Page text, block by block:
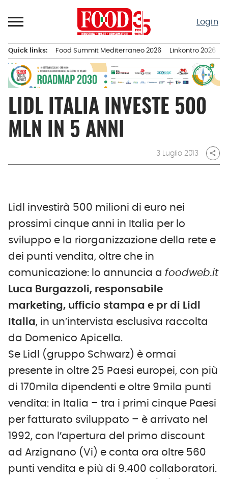
al
Login
principale
Quick links: Food Summit Mediterraneo 2026 Linkontro 2026
LIDL ITALIA INVESTE 500
MLN IN 5 ANNI
3 Luglio 2013 share
Lidl investirà 500 milioni di euro nei
prossimi cinque anni in Italia per lo
sviluppo e la riorganizzazione della rete e
dei punti vendita, oltre che in
comunicazione: lo annuncia a foodweb.it
Luca Burgazzoli, responsabile
marketing, ufficio stampa e pr di Lidl
Italia, in un’intervista esclusiva raccolta
da Domenico Apicella.
Se Lidl (gruppo Schwarz) è ormai
presente in oltre 25 Paesi europei, con più
di 170mila dipendenti e oltre 9mila punti
vendita: in Italia – tra i primi cinque Paesi
per fatturato sviluppato – è arrivato nel
1992, con l’apertura del primo discount
ad Arzignano (Vi) e conta ora oltre 560
punti vendita e più di 9.400 collaboratori.